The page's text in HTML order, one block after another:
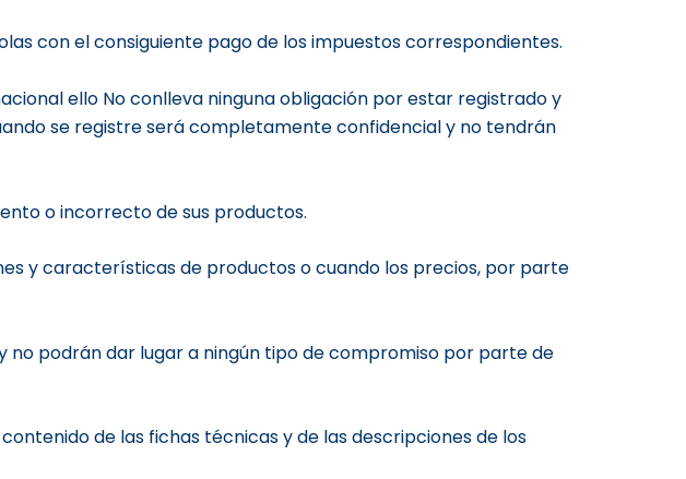
con el consiguiente pago de los impuestos correspondientes.
ello No conlleva ninguna obligación por estar registrado y
se registre será completamente confidencial y no tendrán
o incorrecto de sus productos.
y características de productos o cuando los precios, por parte
podrán dar lugar a ningún tipo de compromiso por parte de
de las fichas técnicas y de las descripciones de los